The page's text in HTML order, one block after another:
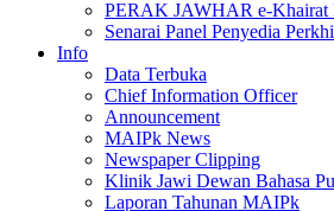
PERAK JAWHAR e-Khairat
Senarai Panel Penyedia
Info
Data Terbuka
Chief Information Officer
Announcement
MAIPk News
Newspaper Clipping
Klinik Jawi Dewan Bahasa
Laporan Tahunan MAIPk